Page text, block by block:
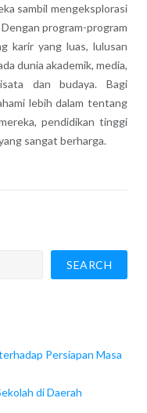
sambil mengeksplorasi
program-program
karir yang luas, lulusan
dunia akademik, media,
dan budaya. Bagi
lebih dalam tentang
pendidikan tinggi
sangat berharga.
SEARCH
Persiapan Masa
di Daerah